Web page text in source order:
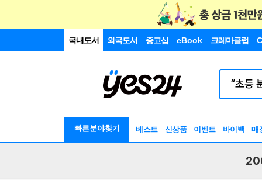
국내도서 외국도서 중고샵 eBook 크레마클럽
빠른분야찾기 베스트 신상품 이벤트 바이백 매